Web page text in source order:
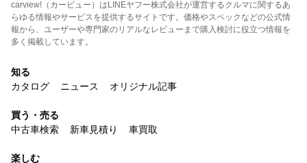
carview!（カービュー）はLINEヤフー株式会社が運営するクルマに関するあ
らゆる情報やサービスを提供するサイトです。価格やスペックなどの公式情
報から、ユーザーや専門家のリアルなレビューまで購入検討に役立つ情報を
多く掲載しています。
知る
カタログ
ニュース オリジナル記事
買う・売る
中古車検索
新車見積り 車買取
楽しむ